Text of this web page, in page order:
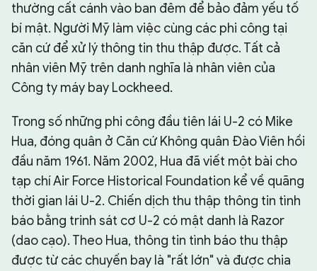
thường cất cánh vào ban đêm để bảo đảm yếu tố
bí mật. Người Mỹ làm việc cùng các phi công tại
căn cứ để xử lý thông tin thu thập được. Tất cả
nhân viên Mỹ trên danh nghĩa là nhân viên của
Công ty máy bay Lockheed.
Trong số những phi công đầu tiên lái U-2 có Mike
Hua, đóng quân ở Căn cứ Không quân Đào Viên hồi
đầu năm 1961. Năm 2002, Hua đã viết một bài cho
tạp chí Air Force Historical Foundation kể về quãng
thời gian lái U-2. Chiến dịch thu thập thông tin tình
báo bằng trinh sát cơ U-2 có mật danh là Razor
(dao cạo). Theo Hua, thông tin tình báo thu thập
được từ các chuyến bay là "rất lớn" và được chia